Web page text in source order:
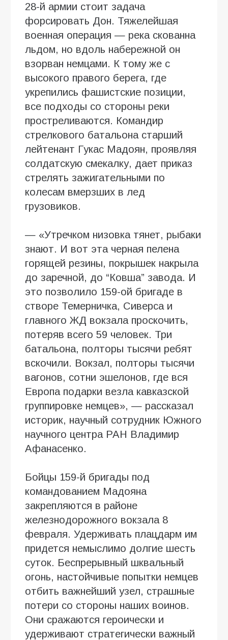
28-й армии стоит задача
форсировать Дон. Тяжелейшая
военная операция — река скованна
льдом, но вдоль набережной он
взорван немцами. К тому же с
высокого правого берега, где
укрепились фашистские позиции,
все подходы со стороны реки
простреливаются. Командир
стрелкового батальона старший
лейтенант Гукас Мадоян, проявляя
солдатскую смекалку, дает приказ
стрелять зажигательными по
колесам вмерзших в лед
грузовиков.
— «Утречком низовка тянет, рыбаки
знают. И вот эта черная пелена
горящей резины, покрышек накрыла
до заречной, до “Ковша” завода. И
это позволило 159-ой бригаде в
створе Темерничка, Сиверса и
главного ЖД вокзала проскочить,
потеряв всего 59 человек. Три
батальона, полторы тысячи ребят
вскочили. Вокзал, полторы тысячи
вагонов, сотни эшелонов, где вся
Европа подарки везла кавказской
группировке немцев», — рассказал
историк, научный сотрудник Южного
научного центра РАН Владимир
Афанасенко.
Бойцы 159-й бригады под
командованием Мадояна
закрепляются в районе
железнодорожного вокзала 8
февраля. Удерживать плацдарм им
придется немыслимо долгие шесть
суток. Беспрерывный шквальный
огонь, настойчивые попытки немцев
отбить важнейший узел, страшные
потери со стороны наших воинов.
Они сражаются героически и
удерживают стратегически важный